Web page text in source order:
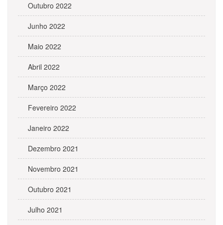
Outubro 2022
Junho 2022
Maio 2022
Abril 2022
Março 2022
Fevereiro 2022
Janeiro 2022
Dezembro 2021
Novembro 2021
Outubro 2021
Julho 2021